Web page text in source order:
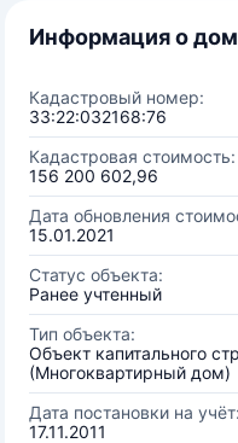
Информация о
Кадастровый номер:
33:22:032168:76
Кадастровая стоимость:
156 200 602,96
Дата обновления
15.01.2021
Статус объекта:
Ранее учтенный
Тип объекта:
Объект капитального
(Многоквартирный дом)
Дата постановки на учёт:
17.11.2011